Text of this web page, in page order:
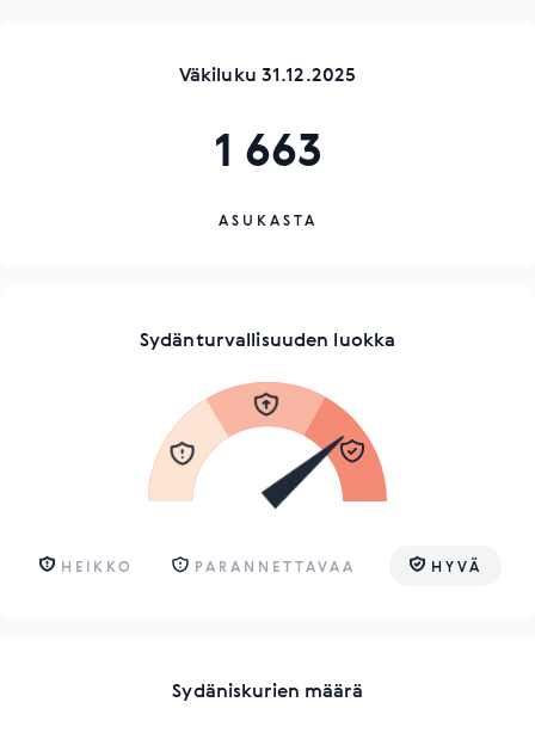
Väkiluku 31.12.2025
1 663
ASUKASTA
Sydänturvallisuuden luokka
HEIKKO PARANNETTAVAA HYVÄ
Sydäniskurien määrä